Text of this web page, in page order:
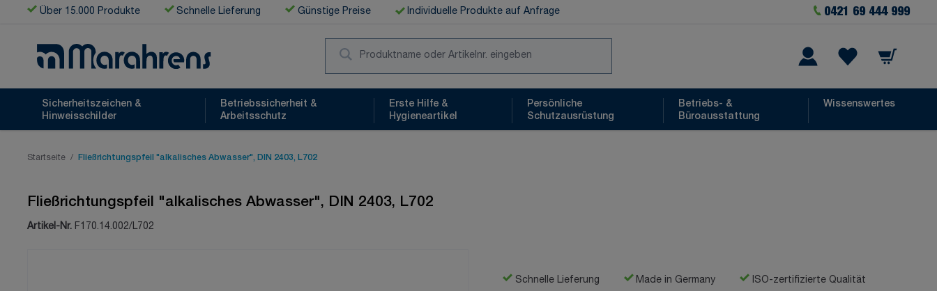
Zum Inhalt springen
Über 15.000 Produkte Schnelle Lieferung Günstige Preise Individuelle Produkte auf Anfrage 0421 69 444 999
Warenkorb
Sicherheitszeichen &
Hinweisschilder
Betriebssicherheit &
Arbeitsschutz
Erste Hilfe &
Hygieneartikel
Persönliche
Schutzausrüstung
Betriebs- &
Büroausstattung
Wissenswertes
Startseite / Fließrichtungspfeil "alkalisches Abwasser", DIN 2403, L702
Fließrichtungspfeil "alkalisches Abwasser", DIN 2403, L702
Artikel-Nr. F170.14.002/L702
Schnelle Lieferung Made in Germany ISO-zertifizierte Qualität